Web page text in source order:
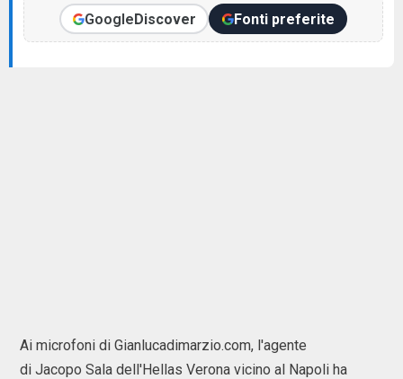
GoogleDiscover Fonti preferite
Ai microfoni di Gianlucadimarzio.com, l'agente
di Jacopo Sala dell'Hellas Verona vicino al Napoli ha